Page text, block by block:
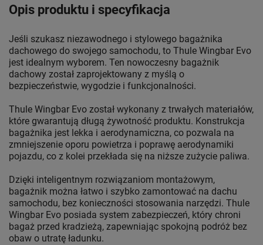
Opis produktu i specyfikacja
Jeśli szukasz niezawodnego i stylowego bagażnika
dachowego do swojego samochodu, to Thule Wingbar Evo
jest idealnym wyborem. Ten nowoczesny bagażnik
dachowy został zaprojektowany z myślą o
bezpieczeństwie, wygodzie i funkcjonalności.
Thule Wingbar Evo został wykonany z trwałych materiałów,
które gwarantują długą żywotność produktu. Konstrukcja
bagażnika jest lekka i aerodynamiczna, co pozwala na
zmniejszenie oporu powietrza i poprawę aerodynamiki
pojazdu, co z kolei przekłada się na niższe zużycie paliwa.
Dzięki inteligentnym rozwiązaniom montażowym,
bagażnik można łatwo i szybko zamontować na dachu
samochodu, bez konieczności stosowania narzędzi. Thule
Wingbar Evo posiada system zabezpieczeń, który chroni
bagaż przed kradzieżą, zapewniając spokojną podróż bez
obaw o utratę ładunku.